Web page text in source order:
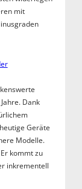
mit
Dank
Geräte
Modelle.
kommt zu
inkrementell